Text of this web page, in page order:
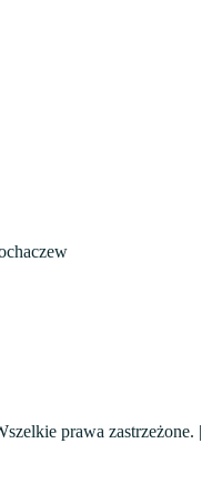
prawa zastrzeżone. |